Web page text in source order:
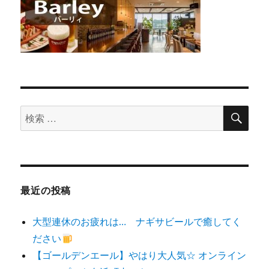
検
索
象:
検
最近の投稿
大型連休のお疲れは… ナギサビールで癒してく
ださい
【ゴールデンエール】やはり大人気☆ オンライン